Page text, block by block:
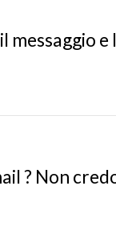
messaggio
? Non